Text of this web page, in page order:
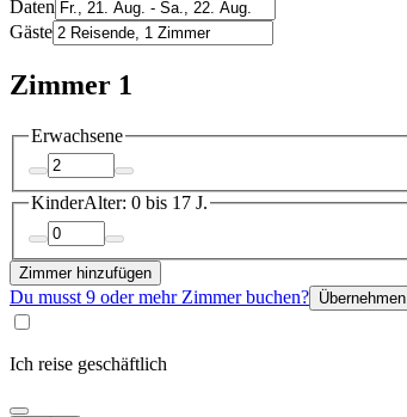
Daten
Gäste
Zimmer 1
Erwachsene
KinderAlter: 0 bis 17 J.
Zimmer hinzufügen
Du musst 9 oder mehr Zimmer buchen? Übernehmen
Ich reise geschäftlich